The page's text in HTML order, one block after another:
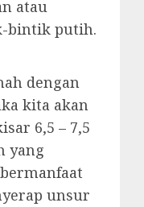
atau
bintik putih.
dengan
kita akan
6,5 – 7,5
yang
unsur